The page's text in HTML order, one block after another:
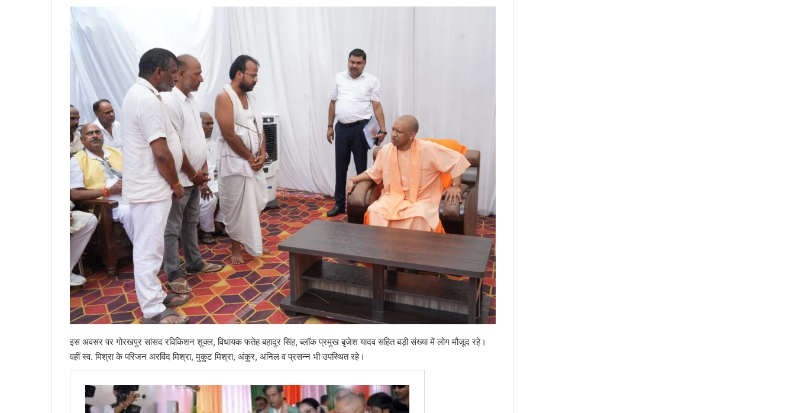
इस अवसर पर गोरखपुर सांसद रविकिशन शुक्ल, विधायक फतेह बहादुर सिंह, ब्लॉक प्रमुख बृजेश यादव सहित बड़ी संख्या में लोग मौजूद रहे।
वहीं स्व. मिश्रा के परिजन अरविंद मिश्रा, मुकुट मिश्रा, अंकुर, अनिल व प्रसन्न भी उपस्थित रहे।